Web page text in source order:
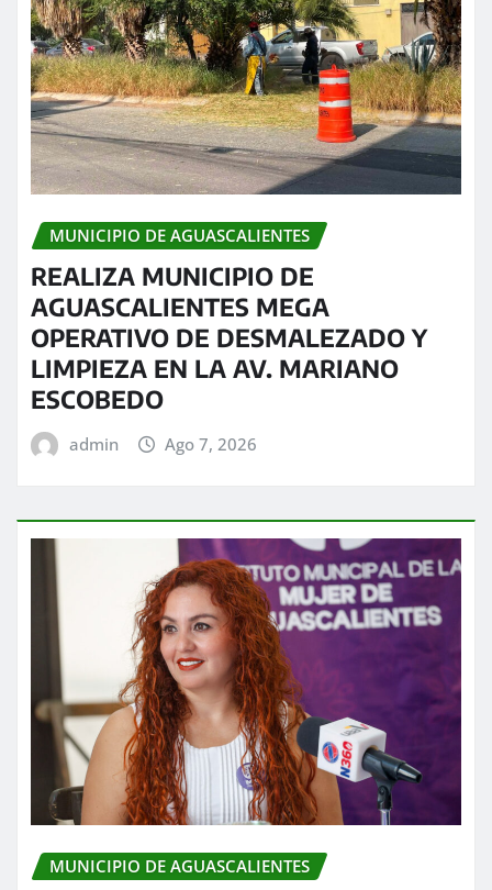
MUNICIPIO DE AGUASCALIENTES
REALIZA MUNICIPIO DE
AGUASCALIENTES MEGA
OPERATIVO DE DESMALEZADO Y
LIMPIEZA EN LA AV. MARIANO
ESCOBEDO
admin Ago 7, 2026
MUNICIPIO DE AGUASCALIENTES